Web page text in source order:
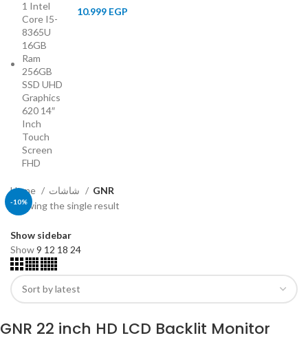
10.999 EGP
Home
GNR
Showing the single result
Show sidebar
Show9 12 18 24
-10%
GNR 22 inch HD LCD Backlit Monitor